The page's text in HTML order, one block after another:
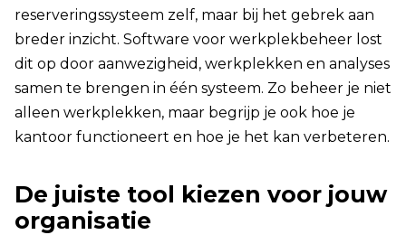
reserveringssysteem zelf, maar bij het gebrek aan
breder inzicht. Software voor werkplekbeheer lost
dit op door aanwezigheid, werkplekken en analyses
samen te brengen in één systeem. Zo beheer je niet
alleen werkplekken, maar begrijp je ook hoe je
kantoor functioneert en hoe je het kan verbeteren.
De juiste tool kiezen voor jouw
organisatie